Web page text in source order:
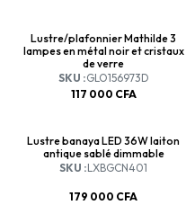
Lustre/plafonnier Mathilde 3
lampes en métal noir et cristaux
de verre
SKU :GLO156973D
117 000 CFA
Lustre banaya LED 36W laiton
antique sablé dimmable
SKU :LXBGCN401
179 000 CFA